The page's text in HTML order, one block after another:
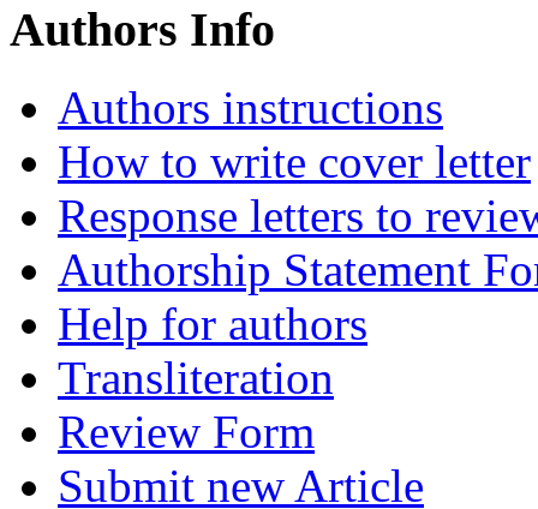
Authors Info
Authors instructions
How to write cover letter
Response letters to
Authorship Statement
Help for authors
Transliteration
Review Form
Submit new Article